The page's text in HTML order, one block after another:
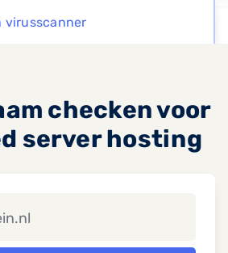
G Suite module
virusscanner
checken voor
server hosting